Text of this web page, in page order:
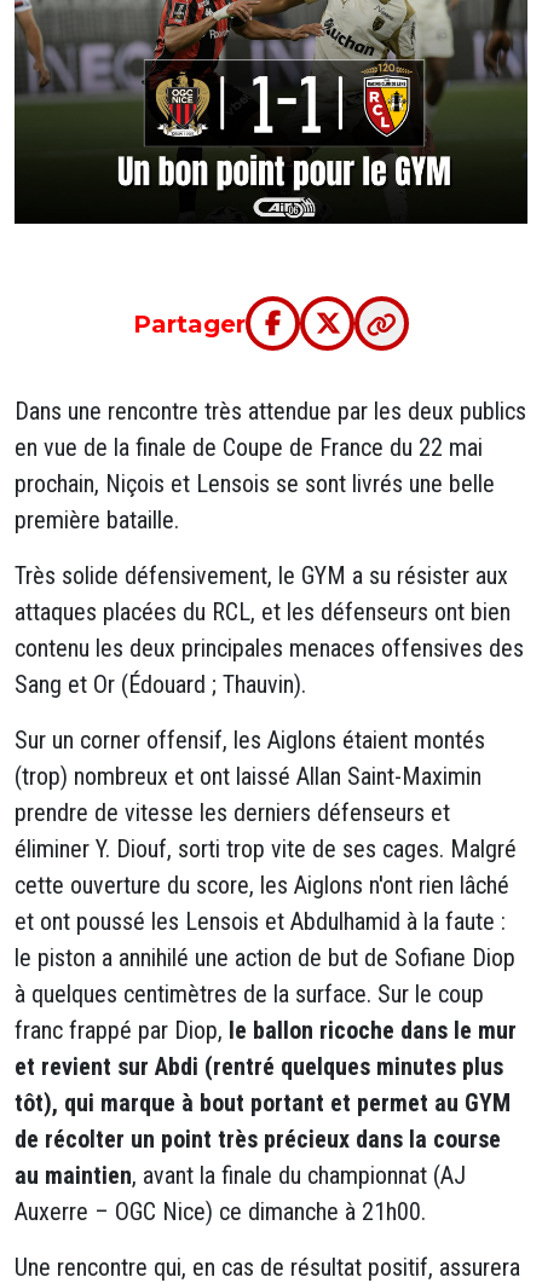
Partager
Dans une rencontre très attendue par les deux publics
en vue de la finale de Coupe de France du 22 mai
prochain, Niçois et Lensois se sont livrés une belle
première bataille.
Très solide défensivement, le GYM a su résister aux
attaques placées du RCL, et les défenseurs ont bien
contenu les deux principales menaces offensives des
Sang et Or (Édouard ; Thauvin).
Sur un corner offensif, les Aiglons étaient montés
(trop) nombreux et ont laissé Allan Saint-Maximin
prendre de vitesse les derniers défenseurs et
éliminer Y. Diouf, sorti trop vite de ses cages. Malgré
cette ouverture du score, les Aiglons n'ont rien lâché
et ont poussé les Lensois et Abdulhamid à la faute :
le piston a annihilé une action de but de Sofiane Diop
à quelques centimètres de la surface. Sur le coup
franc frappé par Diop, le ballon ricoche dans le mur
et revient sur Abdi (rentré quelques minutes plus
tôt), qui marque à bout portant et permet au GYM
de récolter un point très précieux dans la course
au maintien, avant la finale du championnat (AJ
Auxerre – OGC Nice) ce dimanche à 21h00.
Une rencontre qui, en cas de résultat positif, assurera